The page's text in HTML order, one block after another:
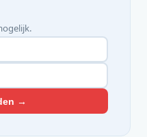
→